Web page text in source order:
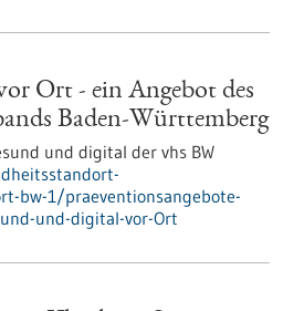
Ort - ein Angebot des
Baden-Württemberg
und digital der vhs BW
bw-1/praeventionsangebote-
und-digital-vor-Ort